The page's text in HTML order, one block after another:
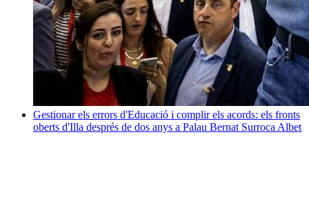
Gestionar els errors d'Educació i complir els acords: els fronts
oberts d'Illa després de dos anys a Palau Bernat Surroca Albet